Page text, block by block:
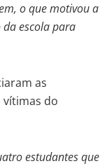
o que motivou a
escola para
as
do
estudantes que